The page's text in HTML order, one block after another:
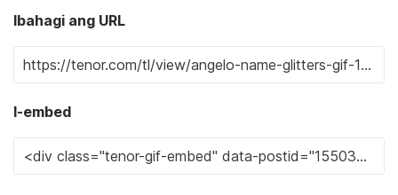
Ibahagi ang URL
I-embed